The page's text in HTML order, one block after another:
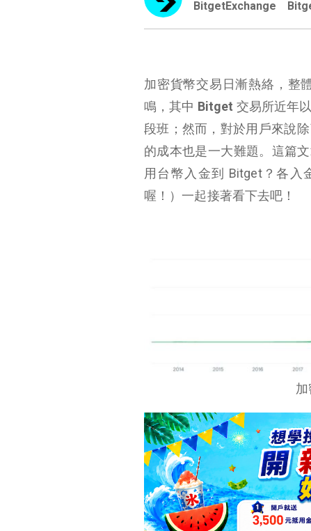
BitgetExchange
加密貨幣交易日漸熱絡，整
鳴，其中 Bitget 交易所近年
段班；然而，對於用戶來說
的成本也是一大難題。這篇
用台幣入金到 Bitget？各入
喔！）一起接著看下去吧！